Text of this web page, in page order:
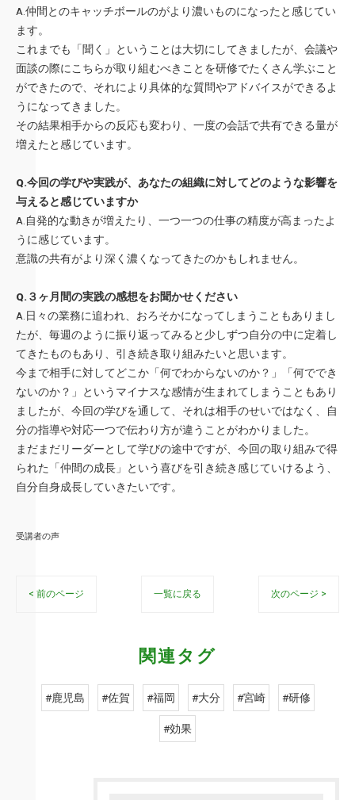
A.仲間とのキャッチボールのがより濃いものになったと感じてい
ます。
これまでも「聞く」ということは大切にしてきましたが、会議や
面談の際にこちらが取り組むべきことを研修でたくさん学ぶこと
ができたので、それにより具体的な質問やアドバイスができるよ
うになってきました。
その結果相手からの反応も変わり、一度の会話で共有できる量が
増えたと感じています。
Q.今回の学びや実践が、あなたの組織に対してどのような影響を
与えると感じていますか
A.自発的な動きが増えたり、一つ一つの仕事の精度が高まったよ
うに感じています。
意識の共有がより深く濃くなってきたのかもしれません。
Q.３ヶ月間の実践の感想をお聞かせください
A.日々の業務に追われ、おろそかになってしまうこともありまし
たが 、毎週のように振り返ってみると少しずつ自分の中に定着し
てきた ものもあり、引き続き取り組みたいと思います。
今まで相手に対してどこか「何でわからないのか？」「何ででき
ないのか？」というマイナスな感情が生まれてしまうこともあり
ましたが、今回の学びを通して、それは相手のせいではなく、自
分の指導や対応一つで伝わり方が違うことがわかりました。
まだまだリーダーとして学びの途中ですが、今回の取り組みで得
られた「仲間の成長」という喜びを引き続き感じていけるよう、
自分自身成長していきたいです。
受講者の声
< 前のページ 一覧に戻る 次のページ >
関連タグ
#鹿児島 #佐賀 #福岡 #大分 #宮崎 #研修
#効果